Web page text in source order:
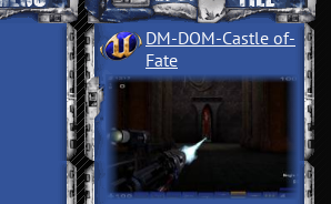
DM-DOM-Castle of­
Fate